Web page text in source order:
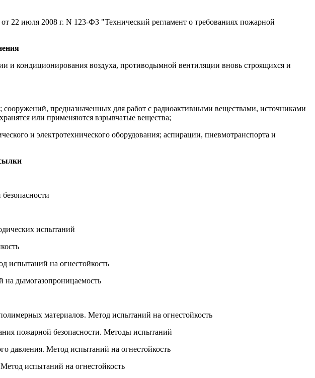
22 июля 2008 г. N 123-ФЗ "Технический регламент о требованиях пожарной
и кондиционирования воздуха, противодымной вентиляции вновь строящихся и
предназначенных для работ с радиоактивными веществами, источниками
или применяются взрывчатые вещества;
и электротехнического оборудования; аспирации, пневмотранспорта и
испытаний
испытаний на огнестойкость
дымогазопроницаемость
материалов. Метод испытаний на огнестойкость
пожарной безопасности. Методы испытаний
Метод испытаний на огнестойкость
испытаний на огнестойкость